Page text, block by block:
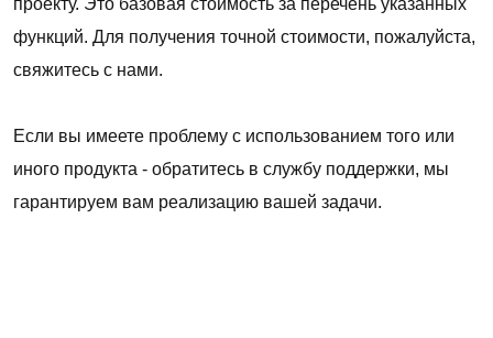
проекту. Это базовая стоимость за перечень указанных
функций. Для получения точной стоимости, пожалуйста,
свяжитесь с нами.
Если вы имеете проблему с использованием того или
иного продукта - обратитесь в службу поддержки, мы
гарантируем вам реализацию вашей задачи.